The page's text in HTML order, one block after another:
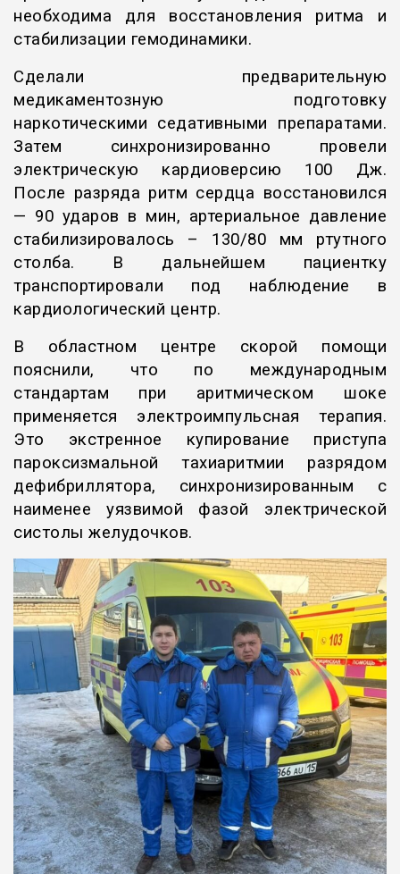
необходима для восстановления ритма и
стабилизации гемодинамики.
Сделали предварительную
медикаментозную подготовку
наркотическими седативными препаратами.
Затем синхронизированно провели
электрическую кардиоверсию 100 Дж.
После разряда ритм сердца восстановился
— 90 ударов в мин, артериальное давление
стабилизировалось – 130/80 мм ртутного
столба. В дальнейшем пациентку
транспортировали под наблюдение в
кардиологический центр.
В областном центре скорой помощи
пояснили, что по международным
стандартам при аритмическом шоке
применяется электроимпульсная терапия.
Это экстренное купирование приступа
пароксизмальной тахиаритмии разрядом
дефибриллятора, синхронизированным с
наименее уязвимой фазой электрической
систолы желудочков.